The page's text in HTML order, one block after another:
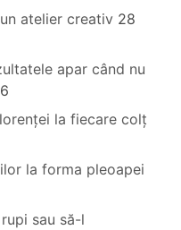
atelier creativ 28
apar când nu
la fiecare colț
la forma pleoapei
sau să-l